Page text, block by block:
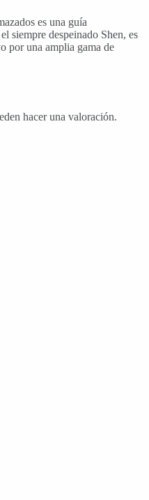
es una guía
siempre despeinado Shen, es
por una amplia gama de
hacer una valoración.